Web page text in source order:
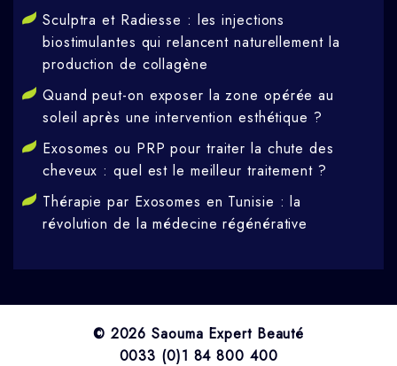
Sculptra et Radiesse : les injections
biostimulantes qui relancent naturellement la
production de collagène
Quand peut-on exposer la zone opérée au
soleil après une intervention esthétique ?
Exosomes ou PRP pour traiter la chute des
cheveux : quel est le meilleur traitement ?
Thérapie par Exosomes en Tunisie : la
révolution de la médecine régénérative
© 2026 Saouma Expert Beauté
0033 (0)1 84 800 400